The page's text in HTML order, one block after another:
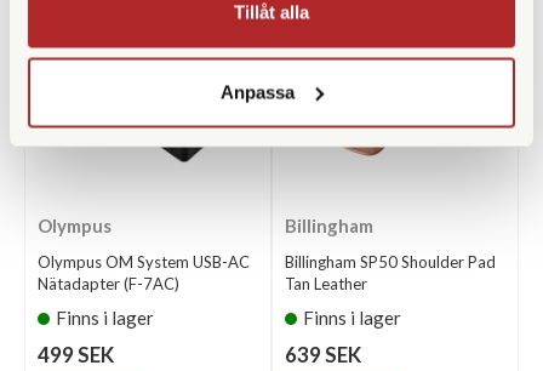
Tillåt alla
Anpassa
Olympus
Olympus OM System USB-AC
Nätadapter (F-7AC)
Finns i lager
499 SEK
Billingham
Billingham SP50 Shoulder Pad
Tan Leather
Finns i lager
639 SEK